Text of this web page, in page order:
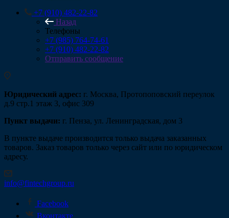
+7 (910) 482-22-82
Назад
Телефоны
+7 (985) 764-74-61
+7 (910) 482-22-82
Отправить сообщение
Юридический адрес: г. Москва, Протопоповский переулок
д.9 стр.1 этаж 3, офис 309
Пункт выдачи: г. Пенза, ул. Ленинградская, дом 3
В пункте выдаче производится только выдача заказанных
товаров. Заказ товаров только через сайт или по юридическом
адресу.
info@fintechgroup.ru
Facebook
Вконтакте